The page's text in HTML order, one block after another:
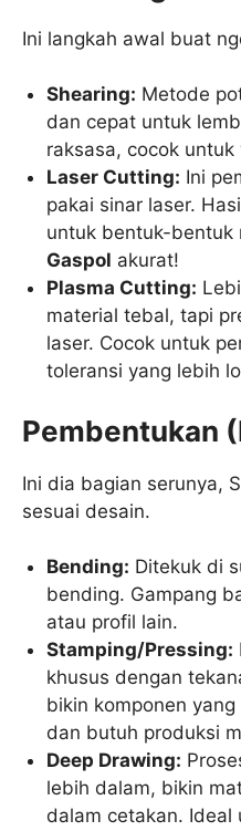
Ini langkah awal buat
Shearing: Metode
dan cepat untuk
raksasa, cocok untuk
Laser Cutting: Ini
pakai sinar laser.
untuk bentuk-bentuk
Gaspol akurat!
Plasma Cutting:
material tebal, tapi
laser. Cocok untuk
toleransi yang lebih
Pembentukan
Ini dia bagian serunya,
sesuai desain.
Bending: Ditekuk di
bending. Gampang
atau profil lain.
Stamping/Pressing:
khusus dengan
bikin komponen
dan butuh produksi
Deep Drawing:
lebih dalam, bikin
dalam cetakan.